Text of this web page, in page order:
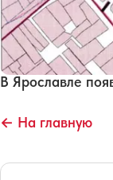
В Ярославле
← На главную